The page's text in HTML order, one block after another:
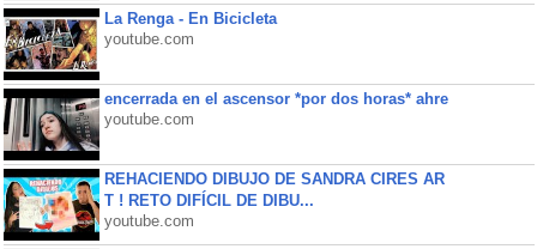
La Renga - En Bicicleta
youtube.com
encerrada en el ascensor *por dos horas* ahre
youtube.com
REHACIENDO DIBUJO DE SANDRA CIRES AR
T ! RETO DIFÍCIL DE DIBU...
youtube.com